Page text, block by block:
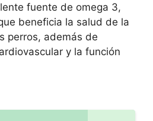
fuente de omega 3,
beneficia la salud de la
perros, además de
y la función